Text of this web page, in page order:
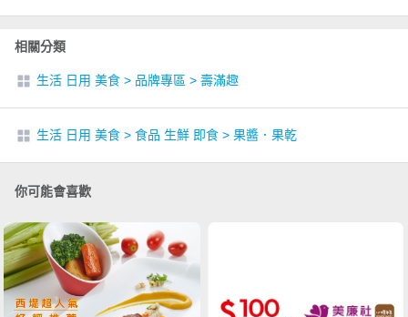
相關分類
生活 日用 美食 > 品牌專區 > 壽滿趣
生活 日用 美食 > 食品 生鮮 即食 > 果醬．果乾
你可能會喜歡